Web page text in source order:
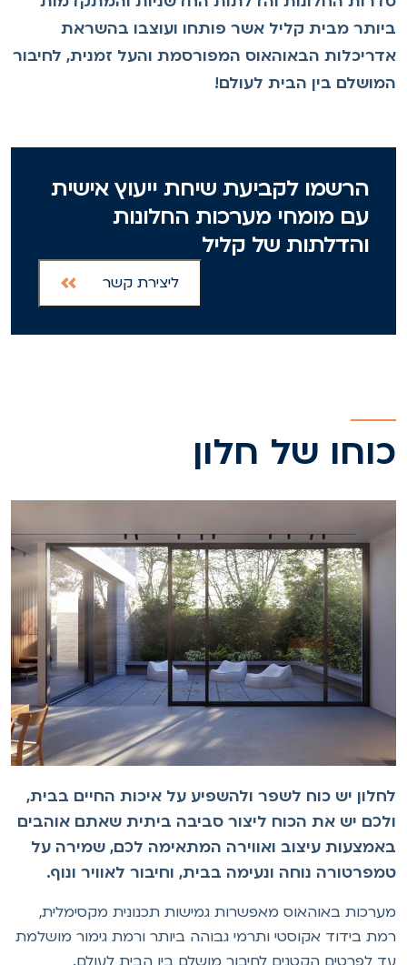
מבית קליל אשר פותחו ועוצבו בהשראת
הבאוהאוס המפורסמת והעל זמנית, לחיבור
בין הבית לעולם!
הרשמו לקביעת שיחת ייעוץ אישית
עם מומחי מערכות החלונות
והדלתות של קליל
ליצירת קשר
של חלון
יש כוח לשפר ולהשפיע על איכות החיים בבית,
יש את הכוח ליצור סביבה ביתית שאתם אוהבים
עיצוב ואווירה המתאימה לכם, שמירה על
נוחה ונעימה בבית, וחיבור לאוויר ונוף.
באוהאוס מאפשרות גמישות תכנונית מקסימלית,
בידוד אקוסטי ותרמי גבוהה ביותר ורמת גימור מושלמת
לפרטים הקטנים לחיבור מושלם בין הבית לעולם.